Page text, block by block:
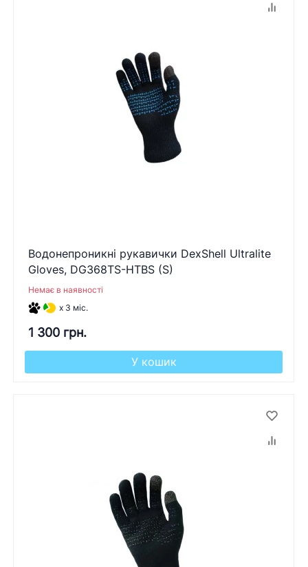
Водонепроникні рукавички DexShell Ultralite
Gloves, DG368TS-HTBS (S)
Немає в наявності
x 3 міс.
1 300 грн.
У кошик